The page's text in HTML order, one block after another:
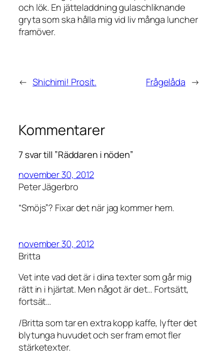
och lök. En jätteladdning gulaschliknande
gryta som ska hålla mig vid liv många luncher
framöver.
← Shichimi! Prosit. Frågelåda →
Kommentarer
7 svar till ”Räddaren i nöden”
november 30, 2012
Peter Jägerbro
“Smöjs”? Fixar det när jag kommer hem.
november 30, 2012
Britta
Vet inte vad det är i dina texter som går mig
rätt in i hjärtat. Men något är det… Fortsätt,
fortsät…
/Britta som tar en extra kopp kaffe, lyfter det
blytunga huvudet och ser fram emot fler
stärketexter.